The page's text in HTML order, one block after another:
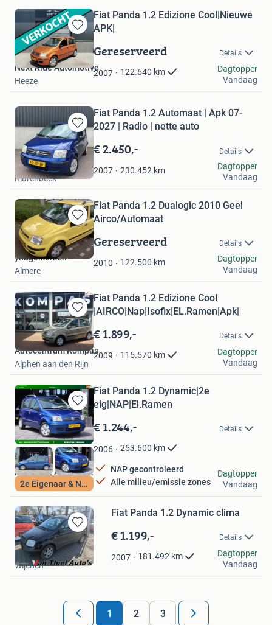
Bewaren
in
Mijn
Favorieten
Fiat Panda 1.2 Edizione Cool|Nieuwe
APK|
Gereserveerd Details
2007 122.640 km
Next Ride Automotive
Heeze
Dagtopper
Vandaag
Bewaren
in
Mijn
Favorieten
Fiat Panda 1.2 Automaat | Apk 07-
2027 | Radio | nette auto
€ 2.450,- Details
2007 230.452 km
Buitenhuis Auto's
Klarenbeek
Dagtopper
Vandaag
Bewaren
in
Mijn
Favorieten
Fiat Panda 1.2 Dualogic 2010 Geel
Airco/Automaat
Gereserveerd Details
2010 122.500 km
ynagelkerken
Almere
Dagtopper
Vandaag
Bewaren
in
Mijn
Favorieten
Fiat Panda 1.2 Edizione Cool
|AIRCO|Nap|Isofix|EL.Ramen|Apk|
€ 1.899,- Details
2009 115.570 km
Autocentrum Kompas
Alphen aan den Rijn
Dagtopper
Vandaag
Bewaren
in
Mijn
Favorieten
2e Eigenaar & NAP
Fiat Panda 1.2 Dynamic|2e
eig|NAP|El.Ramen
€ 1.244,- Details
2006 253.600 km
NAP gecontroleerd
Alle milieu/emissie zones
Adequaat Auto's B.V.
Ter Aar
Dagtopper
Vandaag
Bewaren
in
Mijn
Favorieten
Fiat Panda 1.2 Dynamic clima
€ 1.199,- Details
2007 181.492 km
van Thiel auto's
Wijchen
Dagtopper
Vandaag
1 2 3